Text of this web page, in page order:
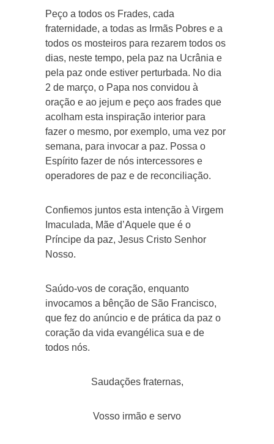
Peço a todos os Frades, cada
fraternidade, a todas as Irmãs Pobres e a
todos os mosteiros para rezarem todos os
dias, neste tempo, pela paz na Ucrânia e
pela paz onde estiver perturbada. No dia
2 de março, o Papa nos convidou à
oração e ao jejum e peço aos frades que
acolham esta inspiração interior para
fazer o mesmo, por exemplo, uma vez por
semana, para invocar a paz. Possa o
Espírito fazer de nós intercessores e
operadores de paz e de reconciliação.
Confiemos juntos esta intenção à Virgem
Imaculada, Mãe d’Aquele que é o
Príncipe da paz, Jesus Cristo Senhor
Nosso.
Saúdo-vos de coração, enquanto
invocamos a bênção de São Francisco,
que fez do anúncio e de prática da paz o
coração da vida evangélica sua e de
todos nós.
Saudações fraternas,
Vosso irmão e servo